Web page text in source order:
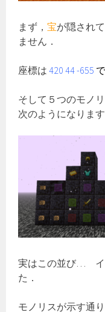
まず，宝が隠され
ません．
座標は420 44 -655
そして５つのモノ
次のようになります
実はこの並び… イ
た．
モノリスが示す通